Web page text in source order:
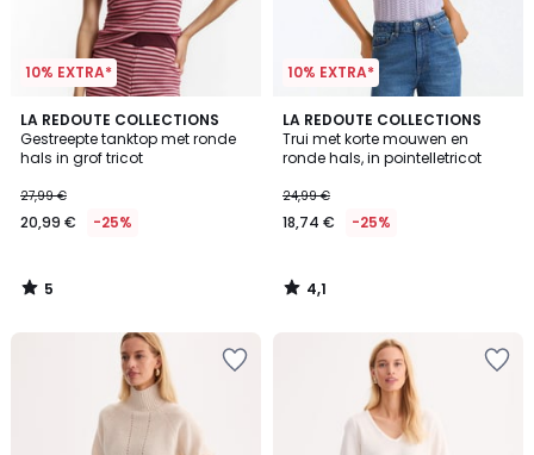
10% EXTRA*
LA REDOUTE COLLECTIONS
Gestreepte tanktop met ronde
hals in grof tricot
27,99 €
20,99 € -25%
5
/
5
5
/
10% EXTRA*
LA REDOUTE COLLECTIONS
Trui met korte mouwen en
ronde hals, in pointelletricot
24,99 €
18,74 € -25%
4,1
/ 5
4,1
/